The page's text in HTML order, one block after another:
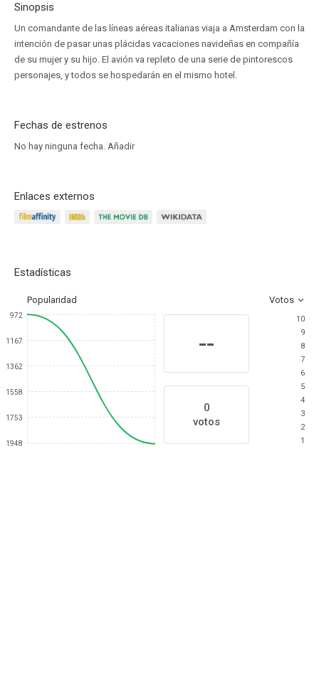
Sinopsis
Un comandante de las líneas aéreas italianas viaja a Amsterdam con la
intención de pasar unas plácidas vacaciones navideñas en compañía
de su mujer y su hijo. El avión va repleto de una serie de pintorescos
personajes, y todos se hospedarán en el mismo hotel.
Fechas de estrenos
No hay ninguna fecha. Añadir
Enlaces externos
Estadísticas
Popularidad Votos
972
1167
1362
1558
1753
1948
--
0
votos
10
9
8
7
6
5
4
3
2
1